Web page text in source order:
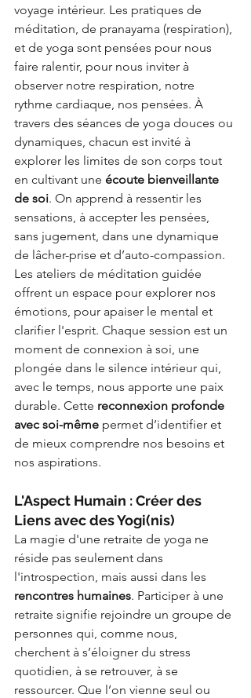
voyage intérieur. Les pratiques de
méditation, de pranayama (respiration),
et de yoga sont pensées pour nous
faire ralentir, pour nous inviter à
observer notre respiration, notre
rythme cardiaque, nos pensées. À
travers des séances de yoga douces ou
dynamiques, chacun est invité à
explorer les limites de son corps tout
en cultivant une écoute bienveillante
de soi. On apprend à ressentir les
sensations, à accepter les pensées,
sans jugement, dans une dynamique
de lâcher-prise et d’auto-compassion.
Les ateliers de méditation guidée
offrent un espace pour explorer nos
émotions, pour apaiser le mental et
clarifier l'esprit. Chaque session est un
moment de connexion à soi, une
plongée dans le silence intérieur qui,
avec le temps, nous apporte une paix
durable. Cette reconnexion profonde
avec soi-même permet d’identifier et
de mieux comprendre nos besoins et
nos aspirations.
L'Aspect Humain : Créer des
Liens avec des Yogi(nis)
La magie d'une retraite de yoga ne
réside pas seulement dans
l'introspection, mais aussi dans les
rencontres humaines. Participer à une
retraite signifie rejoindre un groupe de
personnes qui, comme nous,
cherchent à s’éloigner du stress
quotidien, à se retrouver, à se
ressourcer. Que l’on vienne seul ou